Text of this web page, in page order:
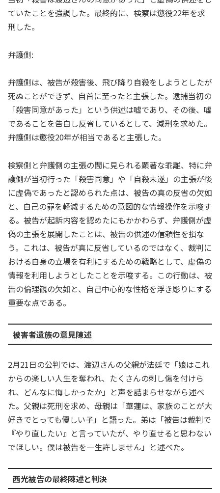
ていたことを強調した。最終的に、検察は懲役22年を求
刑した。
弁護側:
弁護側は、被告が殺害後、飛び降り自殺をしようとしたが
死ぬことができず、自首に至ったと主張した。逮捕当初の
「殺害同意があった」という供述は嘘であり、その後、嘘
であることを告白し反省しているとして、減刑を求めた。
弁護側は懲役20年が相当であると主張した。
検察側と弁護側の主張の間に見られる顕著な乖離、特に弁
護側が当初行った「殺害同意」や「自殺未遂」の主張が後
に虚偽であったと認められた点は、被告の真の反省の欠如
と、自己の罪を軽減するための意図的な情報操作を示唆す
る。被告が起訴内容を認めたにもかかわらず、弁護側が虚
偽の主張を展開したことは、被告の供述の信頼性を損な
う。これは、被告が真に反省しているのではなく、裁判に
おける自身の立場を有利にするための戦略として、虚偽の
情報を利用しようとしたことを示唆する。この行動は、被
告の倫理観の欠如と、自己中心的な性格を浮き彫りにする
重要な点である。
被害者遺族の意見陳述
2月21日の公判では、渡辺さんの父親が法廷で「娘はこれ
からの楽しい人生を奪われ、たくさんの刺し傷を付けら
れ、どんなに悔しかったか」と声を詰まらせながら述べ
た。父親は死刑を求め、母親は「華蓮は、家族のことが大
好きでとっても優しい子」と語った。弟は「被告は裁判で
『やり直したい』と言っていたが、やり直せると思わない
でほしい。僕は被告を一生許しません」と述べた。
西光被告の最終陳述と判決